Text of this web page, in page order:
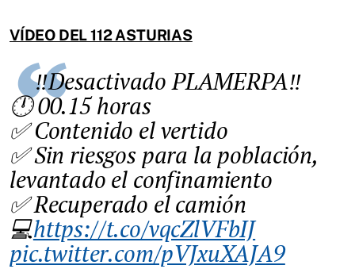
VÍDEO DEL 112 ASTURIAS
‼️Desactivado PLAMERPA‼️
🕛 00.15 horas
✅ Contenido el vertido
✅ Sin riesgos para la población,
levantado el confinamiento
✅ Recuperado el camión
💻https://t.co/vqcZlVFbIJ
pic.twitter.com/pVJxuXAJA9